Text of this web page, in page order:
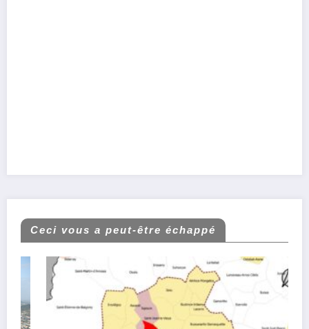
Ceci vous a peut-être échappé